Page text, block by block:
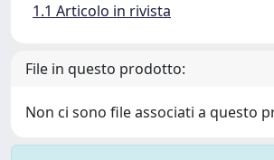
1.1 Articolo in rivista
File in questo prodotto:
Non ci sono file associati a questo